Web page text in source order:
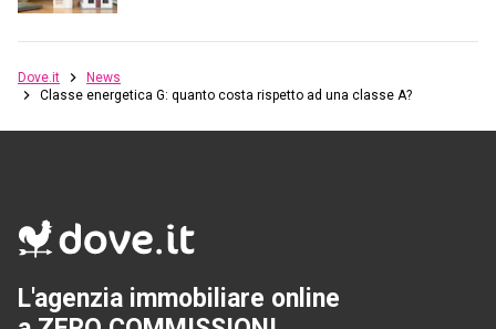
Dove.it
News
Classe energetica G: quanto costa rispetto ad una classe A?
L'agenzia immobiliare online